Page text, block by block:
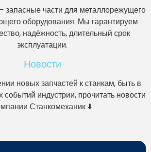
запасные части для металлорежущего
оборудования. Мы гарантируем
надёжность, длительный срок
эксплуатации.
Новости
новых запчастей к станкам, быть в
событий индустрии, прочитать новости
Станкомеханик ⬇️